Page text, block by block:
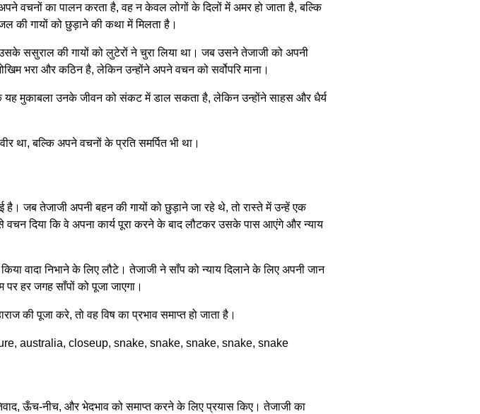
वचनों का पालन करता है, वह न केवल लोगों के दिलों में अमर हो जाता है, बल्कि
की गायों को छुड़ाने की कथा में मिलता है।
ससुराल की गायों को लुटेरों ने चुरा लिया था। जब उसने तेजाजी को अपनी
भरा और कठिन है, लेकिन उन्होंने अपने वचन को सर्वोपरि माना।
मुकाबला उनके जीवन को संकट में डाल सकता है, लेकिन उन्होंने साहस और धैर्य
था, बल्कि अपने वचनों के प्रति समर्पित भी था।
जब तेजाजी अपनी बहन की गायों को छुड़ाने जा रहे थे, तो रास्ते में उन्हें एक
दिया कि वे अपना कार्य पूरा करने के बाद लौटकर उसके पास आएंगे और न्याय
वादा निभाने के लिए लौटे। तेजाजी ने साँप को न्याय दिलाने के लिए अपनी जान
हर जगह साँपों को पूजा जाएगा।
की पूजा करे, तो वह विष का प्रभाव समाप्त हो जाता है।
ऊँच-नीच, और भेदभाव को समाप्त करने के लिए प्रयास किए। तेजाजी का